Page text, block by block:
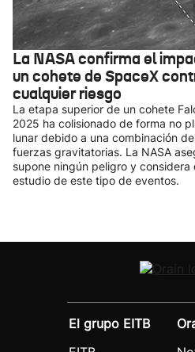
La NASA confirma el
un cohete de SpaceX
cualquier riesgo
La etapa superior de un cohete
2025 ha colisionado de forma no
lunar debido a una combinación
fuerzas gravitatorias. La NASA
supone ningún peligro y
estudio de este tipo de eventos.
El grupo EITB